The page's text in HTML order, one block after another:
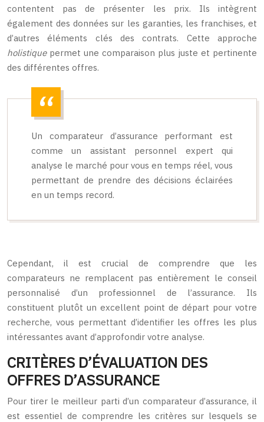
contentent pas de présenter les prix. Ils intègrent
également des données sur les garanties, les franchises, et
d’autres éléments clés des contrats. Cette approche
holistique permet une comparaison plus juste et pertinente
des différentes offres.
Un comparateur d’assurance performant est
comme un assistant personnel expert qui
analyse le marché pour vous en temps réel, vous
permettant de prendre des décisions éclairées
en un temps record.
Cependant, il est crucial de comprendre que les
comparateurs ne remplacent pas entièrement le conseil
personnalisé d’un professionnel de l’assurance. Ils
constituent plutôt un excellent point de départ pour votre
recherche, vous permettant d’identifier les offres les plus
intéressantes avant d’approfondir votre analyse.
CRITÈRES D’ÉVALUATION DES
OFFRES D’ASSURANCE
Pour tirer le meilleur parti d’un comparateur d’assurance, il
est essentiel de comprendre les critères sur lesquels se